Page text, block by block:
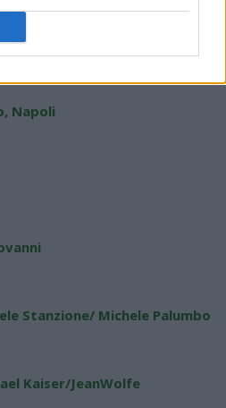
Napoli
Stanzione/ Michele Palumbo
Kaiser/JeanWolfe